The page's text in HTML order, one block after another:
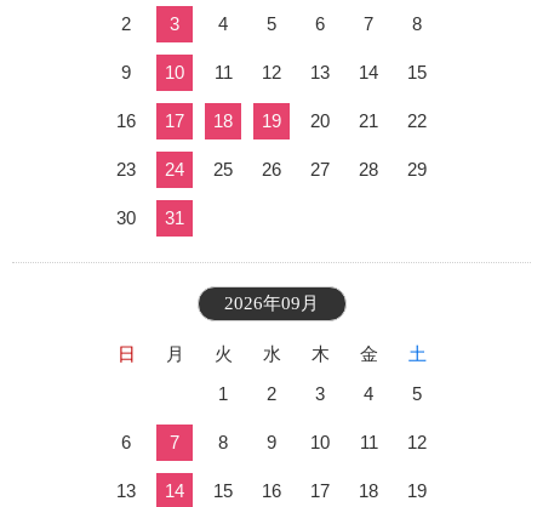
2 3 4 5 6 7 8
9 10 11 12 13 14 15
16 17 18 19 20 21 22
23 24 25 26 27 28 29
30 31
2026年09月
日 月 火 水 木 金
土
1
2 3 4 5
6 7 8 9 10 11 12
13 14 15 16 17 18 19